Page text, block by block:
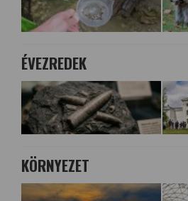
ÉVEZREDEK
KÖRNYEZET